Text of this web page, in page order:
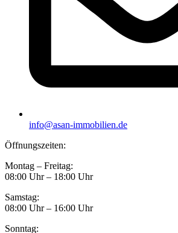
info@asan-immobilien.de
Öffnungszeiten:
Montag – Freitag:
08:00 Uhr – 18:00 Uhr
Samstag:
08:00 Uhr – 16:00 Uhr
Sonntag: